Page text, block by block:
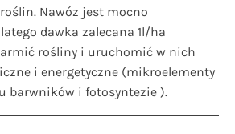
Nawóz jest mocno
dawka zalecana 1l/ha
rośliny i uruchomić w nich
i energetyczne (mikroelementy
barwników i fotosyntezie ).